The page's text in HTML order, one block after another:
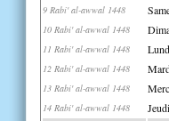
9 Rabi' al-awwal 1448
10 Rabi' al-awwal 1448
11 Rabi' al-awwal 1448
12 Rabi' al-awwal 1448
13 Rabi' al-awwal 1448
14 Rabi' al-awwal 1448